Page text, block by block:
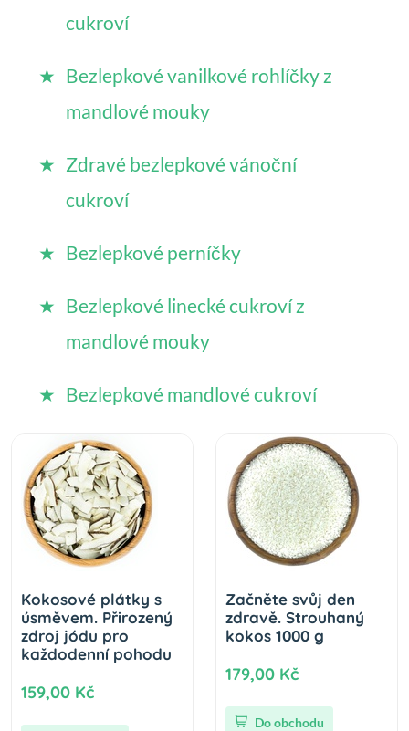
cukroví
Bezlepkové vanilkové rohlíčky z
mandlové mouky
Zdravé bezlepkové vánoční
cukroví
Bezlepkové perníčky
Bezlepkové linecké cukroví z
mandlové mouky
Bezlepkové mandlové cukroví
Kokosové plátky s
úsměvem. Přirozený
zdroj jódu pro
každodenní pohodu
159,00 Kč
Začněte svůj den
zdravě. Strouhaný
kokos 1000 g
179,00 Kč
Do obchodu